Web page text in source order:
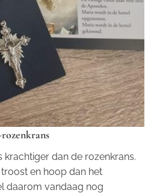
krachtiger dan de rozenkrans.
en hoop dan het
daarom vandaag nog